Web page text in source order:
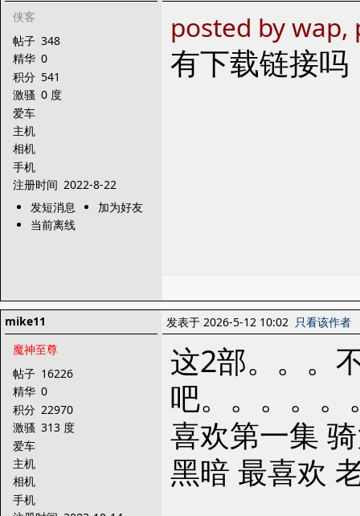
侠客
帖子 348
精华 0
积分 541
激骚 0 度
爱车
主机
相机
手机
注册时间 2022-8-22
发短消息
加为好友
当前离线
posted by
有下载链接吗
mike11
魔神至尊
帖子 16226
精华 0
积分 22970
激骚 313 度
爱车
主机
相机
手机
发表于 2026-5-12 10:02 只看该作者
这2部。。。
吧。。。。
喜欢第一集
黑暗 最喜欢